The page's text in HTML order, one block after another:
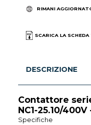
RIMANI
SCARICA LA
DESCRIZIONE
Contattore
NC1-25.10/400V
Specifiche